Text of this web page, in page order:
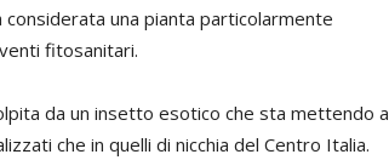
una pianta particolarmente
fitosanitari.
da un insetto esotico che sta mettendo a
che in quelli di nicchia del Centro Italia.